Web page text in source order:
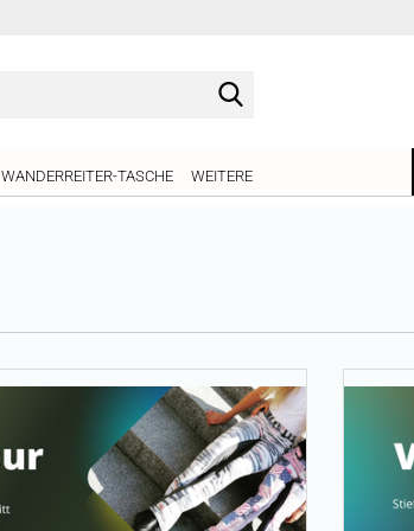
WANDERREITER-TASCHE WEITERE